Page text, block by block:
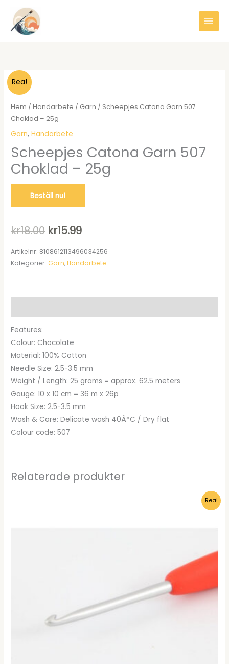
Hoppa
innehåll
Rea!
Hem /Handarbete / Garn / Scheepjes Catona Garn 507
Choklad – 25g
Garn,Handarbete
Scheepjes Catona Garn 507
Choklad – 25g
Beställ nu!
kr18.00 Det
ursprungliga
priset
kr15.99Det
nuvarande
priset
Artikelnr: 8108612113496034256
Kategorier: Garn,Handarbete
Features:
Colour: Chocolate
Material: 100% Cotton
Needle Size: 2.5-3.5 mm
Weight / Length: 25 grams = approx. 62.5 meters
Gauge: 10 x 10 cm = 36 m x 26p
Hook Size: 2.5-3.5 mm
Wash & Care: Delicate wash 40Â°C / Dry flat
Colour code: 507
Relaterade produkter
Rea!